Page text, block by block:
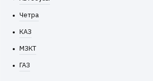
Четра
КАЗ
МЗКТ
ГАЗ